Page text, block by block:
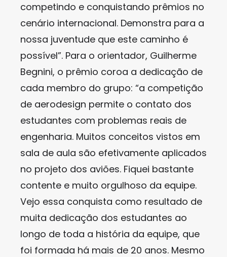
competindo e conquistando prêmios no
cenário internacional. Demonstra para a
nossa juventude que este caminho é
possível”. Para o orientador, Guilherme
Begnini, o prêmio coroa a dedicação de
cada membro do grupo: “a competição
de aerodesign permite o contato dos
estudantes com problemas reais de
engenharia. Muitos conceitos vistos em
sala de aula são efetivamente aplicados
no projeto dos aviões. Fiquei bastante
contente e muito orgulhoso da equipe.
Vejo essa conquista como resultado de
muita dedicação dos estudantes ao
longo de toda a história da equipe, que
foi formada há mais de 20 anos. Mesmo